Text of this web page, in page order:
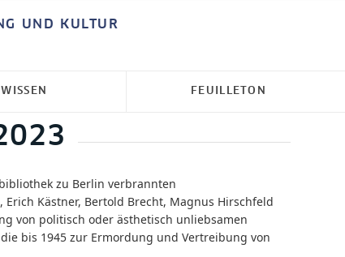
UND KULTUR
WISSEN FEUILLETON
zu Berlin verbrannten
Kästner, Bertold Brecht, Magnus Hirschfeld
von politisch oder ästhetisch unliebsamen
bis 1945 zur Ermordung und Vertreibung von